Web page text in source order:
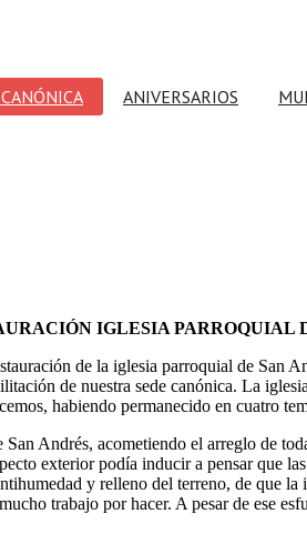
ANIVERSARIOS
IGLESIA PARROQUIAL
de la iglesia parroquial de San
de nuestra sede canónica. La
habiendo permanecido en cuatro
Andrés, acometiendo el arreglo de
exterior podía inducir a pensar que
y relleno del terreno, de que
trabajo por hacer. A pesar de ese